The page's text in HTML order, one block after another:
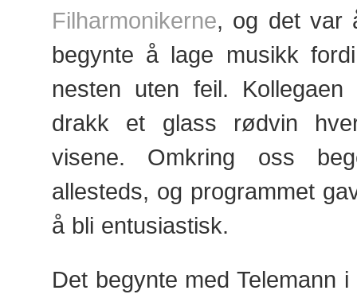
Filharmonikerne, og det var
begynte å lage musikk
nesten uten feil.
drakk et glass rødvin
visene. Omkring oss
allesteds, og programmet
å bli entusiastisk.
Det begynte med Telemann